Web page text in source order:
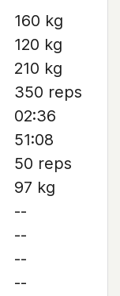
160 kg
120 kg
210 kg
350 reps
02:36
51:08
50 reps
97 kg
--
--
--
--